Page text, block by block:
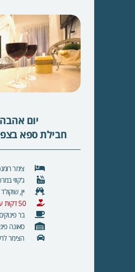
יום
חבילת ספא
צימר
ג'קוזי
יין,
50 דקות עיסוי זוגי
בר
סאונה
הצימר